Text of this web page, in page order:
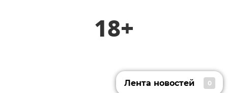
18+
Лента новостей 0